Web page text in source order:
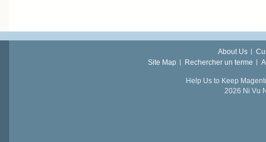
About Us
Site Map
Rechercher un terme
Help Us to Keep
2026 Ni Vu